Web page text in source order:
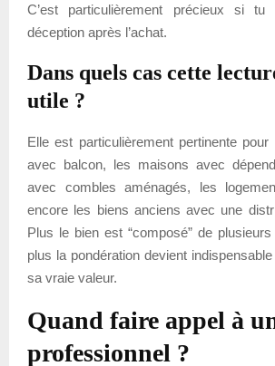
C’est particulièrement précieux si
déception après l’achat.
Dans quels cas cette
utile ?
Elle est particulièrement pertinente pour
avec balcon, les maisons avec
avec combles aménagés, les
encore les biens anciens avec une
Plus le bien est “composé” de plusieurs
plus la pondération devient
sa vraie valeur.
Quand faire appel à
professionnel ?